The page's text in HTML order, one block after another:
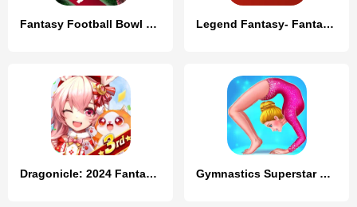
Fantasy Football Bowl Manager Legend Fantasy- Fantasy sports
Dragonicle: 2024 Fantasy RPG Gymnastics Superstar Star Girl